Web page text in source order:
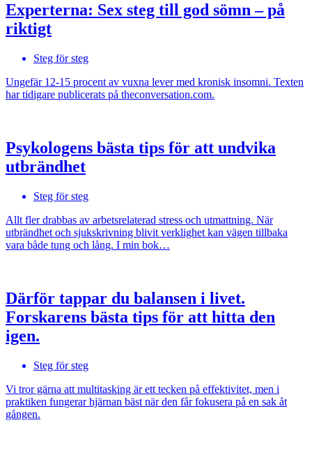
Experterna: Sex steg till god sömn – på
riktigt
Steg för steg
Ungefär 12-15 procent av vuxna lever med kronisk insomni. Texten
har tidigare publicerats på theconversation.com.
Psykologens bästa tips för att undvika
utbrändhet
Steg för steg
Allt fler drabbas av arbetsrelaterad stress och utmattning. När
utbrändhet och sjukskrivning blivit verklighet kan vägen tillbaka
vara både tung och lång. I min bok…
Därför tappar du balansen i livet.
Forskarens bästa tips för att hitta den
igen.
Steg för steg
Vi tror gärna att multitasking är ett tecken på effektivitet, men i
praktiken fungerar hjärnan bäst när den får fokusera på en sak åt
gången.